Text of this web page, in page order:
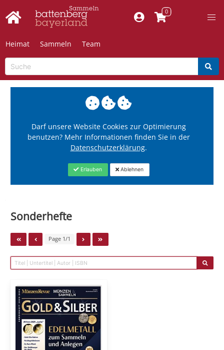
Heimat Sammeln Team
Darf unsere Website Cookies zur Optimierung
benutzen? Mehr Informationen finden Sie in der
Datenschutzerklärung.
Erlauben Ablehnen
Sonderhefte
Page 1/1